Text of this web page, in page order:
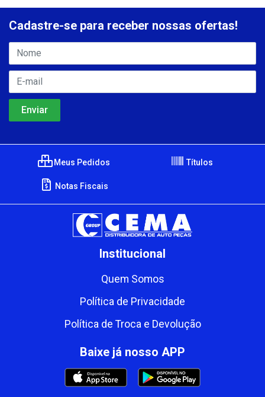
Cadastre-se para receber nossas ofertas!
Meus Pedidos Títulos
Notas Fiscais
Institucional
Quem Somos
Política de Privacidade
Política de Troca e Devolução
Baixe já nosso APP